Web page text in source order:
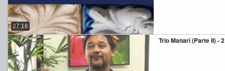
27:16
Trio Manarí (Parte II) - 2